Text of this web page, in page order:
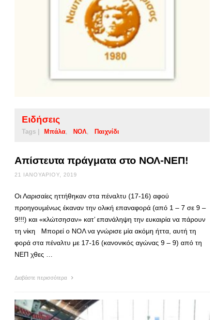
Ειδήσεις
Tags | Μπάλα ΝΟΛ Παιχνίδι
Απίστευτα πράγματα στο ΝΟΛ-ΝΕΠ!
21 ΙΑΝΟΥΑΡΊΟΥ, 2019
Οι Λαρισαίες ηττήθηκαν στα πέναλτυ (17-16) αφού
προηγουμένως έκαναν την ολική επαναφορά (από 1 – 7 σε 9 –
9!!!) και «κλώτσησαν» κατ’ επανάληψη την ευκαιρία να πάρουν
τη νίκη Μπορεί ο ΝΟΛ να γνώρισε μία ακόμη ήττα, αυτή τη
φορά στα πέναλτυ με 17-16 (κανονικός αγώνας 9 – 9) από τη
ΝΕΠ χθες …
Διαβάστε περισσότερα